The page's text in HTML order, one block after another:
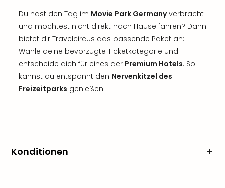
Du hast den Tag im Movie Park Germanyverbracht
und möchtest nicht direkt nach Hause fahren? Dann
bietet dir Travelcircus das passende Paket an:
Wähle deine bevorzugte Ticketkategorie und
entscheide dich für eines der Premium Hotels. So
kannst du entspannt den Nervenkitzel des
Freizeitparks genießen.
Konditionen